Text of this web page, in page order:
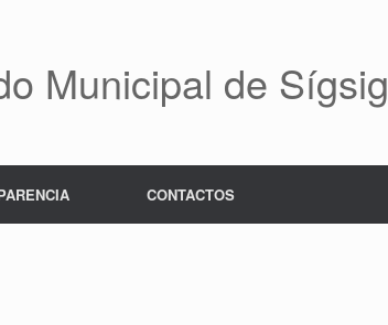
Municipal de Sígsig
CONTACTOS